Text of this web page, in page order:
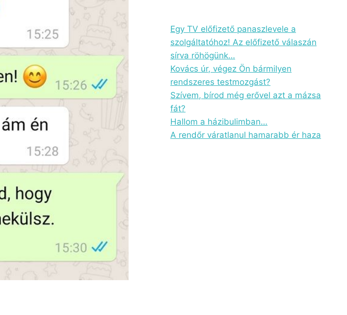
Egy TV előfizető panaszlevele a
szolgáltatóhoz! Az előfizető válaszán
sírva röhögünk…
Kovács úr, végez Ön bármilyen
rendszeres testmozgást?
Szívem, bírod még erővel azt a mázsa
fát?
Hallom a házibulimban…
A rendőr váratlanul hamarabb ér haza